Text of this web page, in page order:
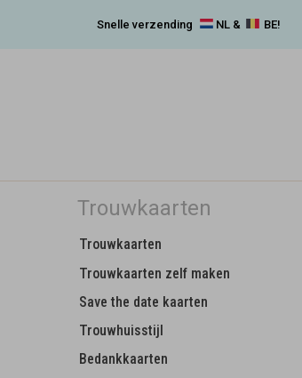
Snelle verzending NL & BE!
Trouwkaarten
Trouwkaarten
Trouwkaarten zelf maken
Save the date kaarten
Trouwhuisstijl
Bedankkaarten